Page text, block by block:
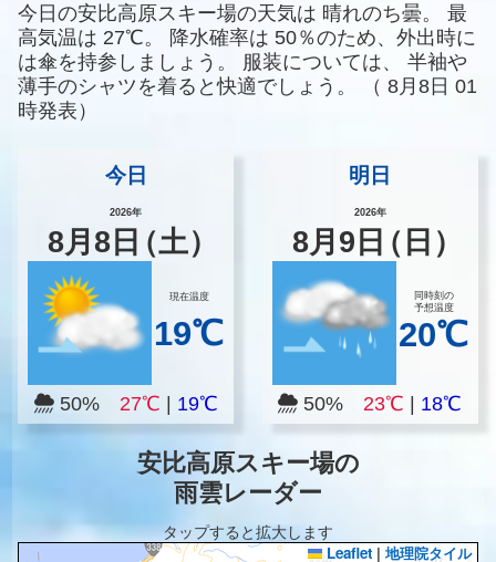
今日の安比高原スキー場の天気は 晴れのち曇。
最
高気温は 27℃。 降水確率は 50％のため、外出時に
は傘を持参しましょう。
服装については、
半袖や
薄手のシャツを着ると快適でしょう。
（ 8月8日 01
時発表）
今日
2026年
8月8 日（土）
現在温度
19℃
50% 27℃ 19℃
明日
2026年
8月 9 日（日）
同時刻の
予想温度
20℃
50% 23℃ 18℃
安比高原スキー場の
雨雲レーダー
タップすると拡大します
Leaflet | 地理院タイル